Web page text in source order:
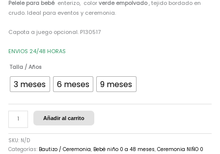
Pelele para bebé enterizo, colorverde empolvado, tejido bordado en
crudo. Ideal para eventos y ceremonia.
Capota a juego opcional. P130517
ENVIOS 24/48 HORAS
Talla / Años
3 meses 6 meses 9 meses
Añadir al carrito
SKU: N/D
Categorías: Bautizo / Ceremonia, Bebé niño 0 a 48 meses, Ceremonia NIÑO 0